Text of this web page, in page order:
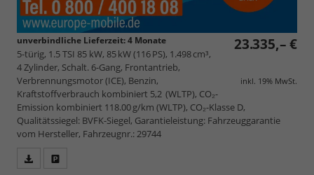
23.335,– €
inkl. 19% MwSt.
unverbindliche Lieferzeit:4 Monate
5-türig, 1.5 TSI 85 kW, 85 kW (116 PS), 1.498 cm³,
4 Zylinder, Schalt. 6-Gang, Frontantrieb,
Verbrennungsmotor (ICE), Benzin,
Kraftstoffverbrauch kombiniert 5,2 (WLTP), CO₂-
Emission kombiniert 118.00 g/km (WLTP), CO₂-Klasse D,
Qualitätssiegel: BVFK-Siegel, Garantieleistung: Fahrzeuggarantie
vom Hersteller, Fahrzeugnr.: 29744